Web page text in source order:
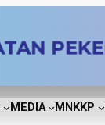
MEDIA MNKKP